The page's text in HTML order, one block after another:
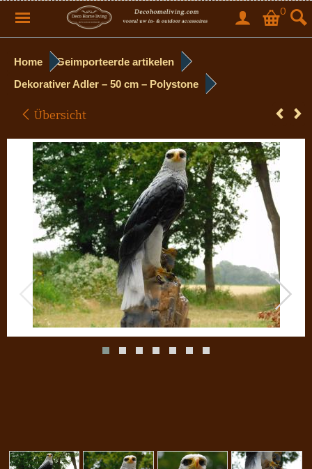
0
Home
Geimporteerde artikelen
Dekorativer Adler – 50 cm – Polystone
Übersicht